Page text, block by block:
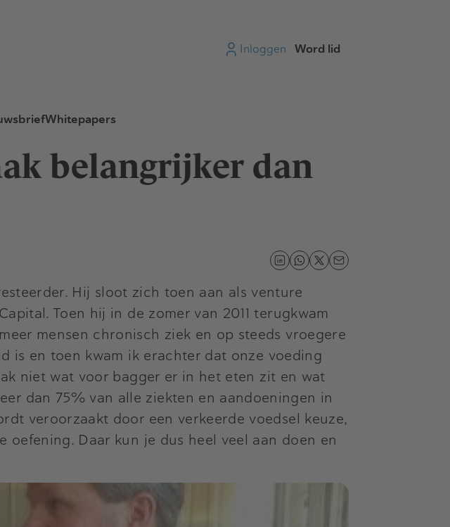
Inloggen Word lid
Whitepapers
belangrijker dan
Hij sloot zich toen aan als venture
Toen hij in de zomer van 2011 terugkwam
mensen chronisch ziek en op steeds vroegere
is en toen kwam ik erachter dat onze voeding
niet wat voor bagger er in het eten zit en wat
dan 75% van alle ziekten en aandoeningen in
veroorzaakt door een verkeerde voedsel keuze,
Daar kun je dus heel veel aan doen en